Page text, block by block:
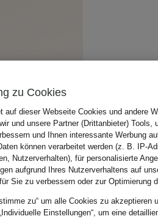
zu Cookies
auf dieser Webseite Cookies und andere
und unsere Partner (Drittanbieter) Tools,
und Ihnen interessante Werbung
können verarbeitet werden (z. B. IP-
Nutzerverhalten), für personalisierte
aufgrund Ihres Nutzerverhaltens auf
Sie zu verbessern oder zur Optimierung
zu“ um alle Cookies zu akzeptieren
Einstellungen“, um eine